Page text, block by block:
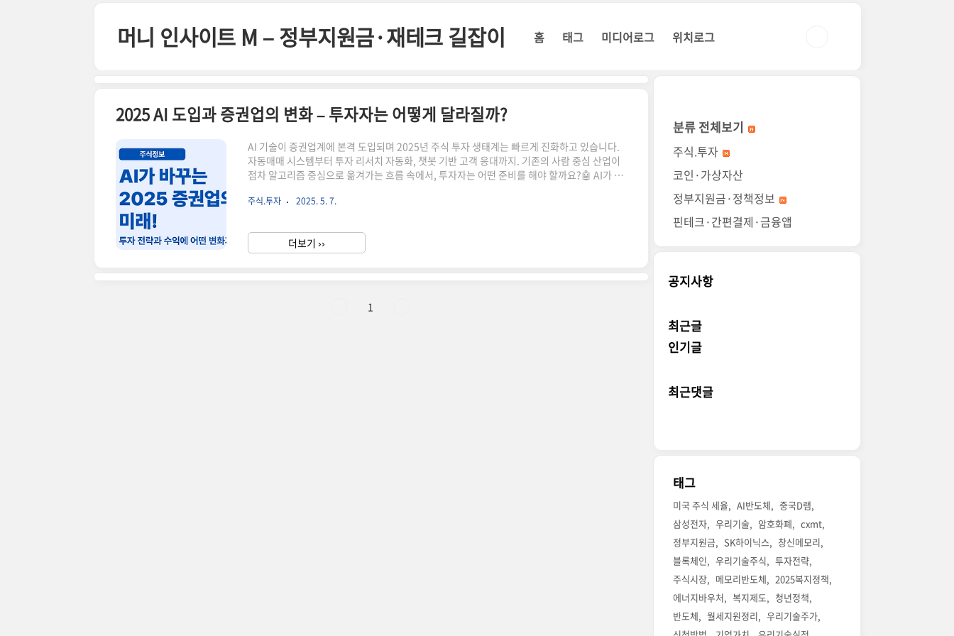
머니 인사이트 M – 정부지원금·재테크 길잡이 홈 태그 미디어로그 위치로그
2025 AI 도입과 증권업의 변화 – 투자자는 어떻게 달라질까?
AI 기술이 증권업계에 본격 도입되며 2025년 주식 투자 생태계는 빠르게 진화하고 있습니다.
자동매매 시스템부터 투자 리서치 자동화, 챗봇 기반 고객 응대까지. 기존의 사람 중심 산업이
점차 알고리즘 중심으로 옮겨가는 흐름 속에서, 투자자는 어떤 준비를 해야 할까요?🤖 AI가 바
리서치 보고서 자동화 – 뉴스·공시 기반 종목 분석 자동 생성고객응대 자동화 – 챗GPT 기반
리스트 기반 리포트 추천미래에셋자동매매 '엠클럽 AI' 운영키움증권챗봇 상담 + 포트폴리오
자동 제안📈 투자자에게 주는 기회와 리스크기회: AI 시..
주식.투자 2025. 5. 7.
더보기 ››
1
분류 전체보기
주식.투자
코인·가상자산
정부지원금·정책정보
핀테크·간편결제·금융앱
공지사항
최근글
인기글
최근댓글
태그
미국 주식 세율 AI반도체
중국D램
삼성전자
우리기술 암호화폐
cxmt
정부지원금
SK하이닉스
창신메모리
블록체인
우리기술주식
투자전략
주식시장
메모리반도체
2025복지정책
에너지바우처
복지제도
청년정책
반도체
월세지원정리
우리기술주가